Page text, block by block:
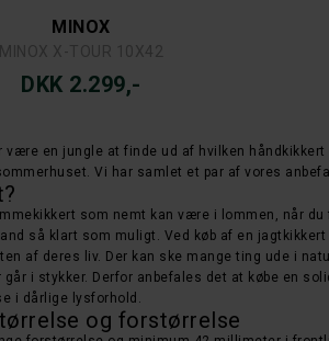
MINOX
DKK 2.299,-
en jungle at finde ud af hvilken
Vi har samlet et par af vores
som nemt kan være i lommen, når
så klart som muligt. Ved køb af en
af deres liv. Der kan ske mange ting ude i
i stykker. Derfor anbefales det at købe en
i dårlige lysforhold.
og forstørrelse